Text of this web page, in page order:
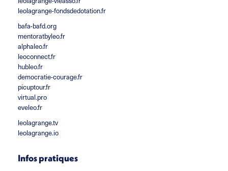
leolagrange-fondsdedotation.fr
bafa-bafd.org
mentoratbyleo.fr
alphaleo.fr
leoconnect.fr
hubleo.fr
democratie-courage.fr
picuptour.fr
virtual.pro
eveleo.fr
leolagrange.tv
leolagrange.io
Infos pratiques